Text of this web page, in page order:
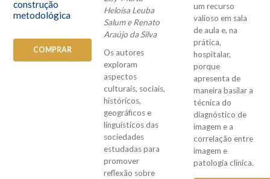
construção
metodológica
COMPRAR
Heloísa Leuba
Salum e Renato
Araújo da Silva
Os autores
exploram
aspectos
culturais, sociais,
históricos,
geográficos e
linguísticos das
sociedades
estudadas para
promover
reflexão sobre
um recurso
valioso em sala
de aula e, na
prática,
hospitalar,
porque
apresenta de
maneira basilar a
técnica do
diagnóstico de
imagem e a
correlação entre
imagem e
patologia clínica.